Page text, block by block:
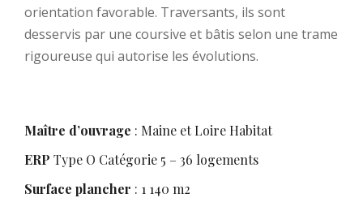
orientation favorable. Traversants, ils sont
desservis par une coursive et bâtis selon une trame
rigoureuse qui autorise les évolutions.
Maître d’ouvrage : Maine et Loire Habitat
ERP Type O Catégorie 5 – 36 logements
Surface plancher : 1 140 m2